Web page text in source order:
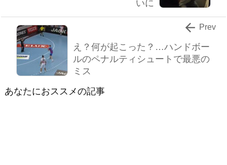
いに
え？何が起こった？…ハンドボー
ルのペナルティシュートで最悪の
ミス
 Prev
あなたにおススメの記事